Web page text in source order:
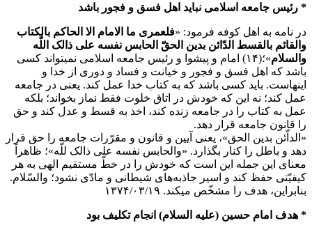
* رئیس جامعه اسلامی نباید اهل فسق و فجور باشد
در نامه به اهل کوفه فرمود: «فلعمری ما الامام الا الحاکم بالکتاب
والقائم بالقسط الدّائن بدین الحقّ الحابس نفسه علی ذالک اللَّه
والسلام
»؛(۱۴) امام و پیشوا و رئیس جامعه اسلامی نمیتواند کسی
باشد که اهل فسق و فجور و خیانت و فساد و دوری از خدا و
اینهاست. باید کسی باشد که به کتاب خدا عمل کند. یعنی در جامعه
عمل کند؛ نه این که خودش در اتاق خلوت فقط نماز بخواند؛ بلکه
عمل به کتاب را در جامعه زنده کند، اخذ به قسط و عدل کند و حق
را قانون جامعه قرار دهد.
«الداّئن بدین الحق»، یعنی آیین و قانون و مقرّرات جامعه را حق قرار
دهد و باطل را کنار بگذارد. «والحابس نفسه علی ذالک للّه»؛ ظاهراً
معنای این جمله این است که خودش را در خطّ مستقیم الهی به هر
کیفیّتی حفظ کند و اسیر جاذبه‌های شیطانی و مادّی نشود؛ والسّلام.
بنابراین، هدف را مشخّص میکند. ۱۳۷۴/۰۳/۱۹
* هدف امام حسین (علیه السلام) انجام تکلیف بود